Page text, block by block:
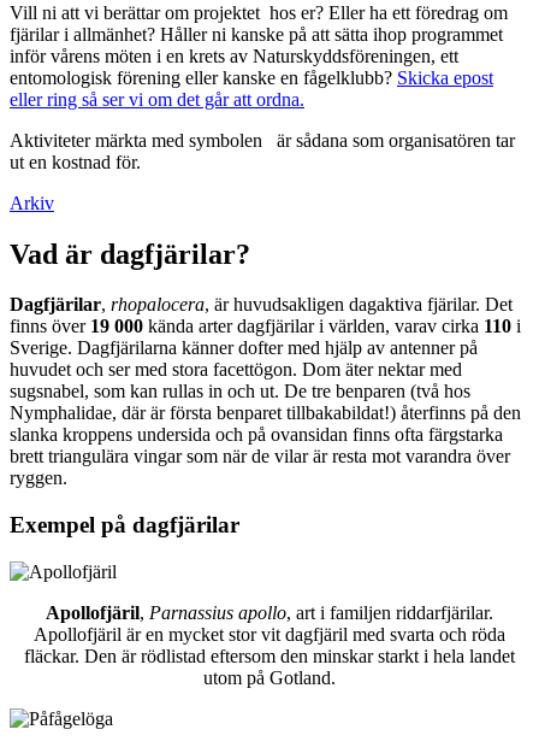
Vill ni att vi berättar om projektet hos er? Eller ha ett föredrag om
fjärilar i allmänhet? Håller ni kanske på att sätta ihop programmet
inför vårens möten i en krets av Naturskyddsföreningen, ett
entomologisk förening eller kanske en fågelklubb? Skicka epost
eller ring så ser vi om det går att ordna.
Aktiviteter märkta med symbolen
är sådana som organisatören tar
ut en kostnad för.
Arkiv
Vad är dagfjärilar?
Dagfjärilar, rhopalocera, är huvudsakligen dagaktiva fjärilar. Det
finns över 19 000 kända arter dagfjärilar i världen, varav cirka 110 i
Sverige. Dagfjärilarna känner dofter med hjälp av antenner på
huvudet och ser med stora facettögon. Dom äter nektar med
sugsnabel, som kan rullas in och ut. De tre benparen (två hos
Nymphalidae, där är första benparet tillbakabildat!) återfinns på den
slanka kroppens undersida och på ovansidan finns ofta färgstarka
brett triangulära vingar som när de vilar är resta mot varandra över
ryggen.
Exempel på dagfjärilar
Apollofjäril, Parnassius apollo, art i familjen riddarfjärilar.
Apollofjäril är en mycket stor vit dagfjäril med svarta och röda
fläckar. Den är rödlistad eftersom den minskar starkt i hela landet
utom på Gotland.